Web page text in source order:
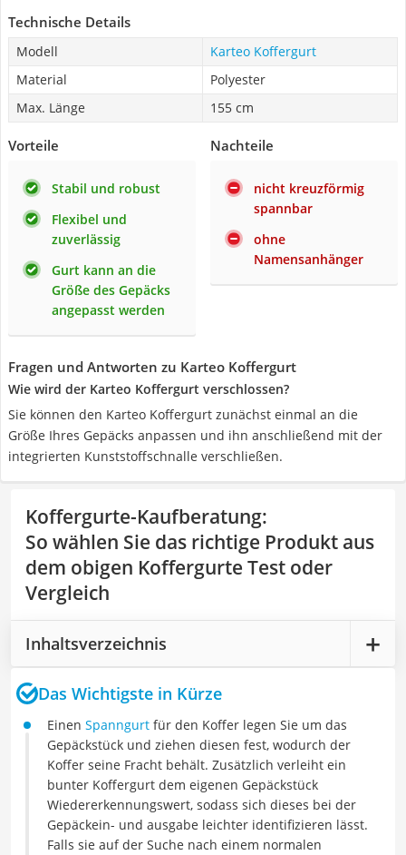
Technische Details
Modell
Karteo Koffergurt
Material
Polyester
Max. Länge
155 cm
Vorteile
Stabil und robust
Flexibel und
zuverlässig
Gurt kann an die
Größe des Gepäcks
angepasst werden
Nachteile
nicht kreuzförmig
spannbar
ohne
Namensanhänger
Fragen und Antworten zu Karteo Koffergurt
Wie wird der Karteo Koffergurt verschlossen?
Sie können den Karteo Koffergurt zunächst einmal an die
Größe Ihres Gepäcks anpassen und ihn anschließend mit der
integrierten Kunststoffschnalle verschließen.
Koffergurte-Kaufberatung:
So wählen Sie das richtige Produkt aus
dem obigen Koffergurte Test oder
Vergleich
Inhaltsverzeichnis
Das Wichtigste in Kürze
Einen Spanngurt für den Koffer legen Sie um das
Gepäckstück und ziehen diesen fest, wodurch der
Koffer seine Fracht behält. Zusätzlich verleiht ein
bunter Koffergurt dem eigenen Gepäckstück
Wiedererkennungswert, sodass sich dieses bei der
Gepäckein- und ausgabe leichter identifizieren lässt.
Falls sie auf der Suche nach einem normalen